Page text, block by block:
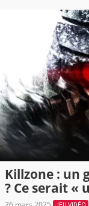
Killzone : un
? Ce serait «